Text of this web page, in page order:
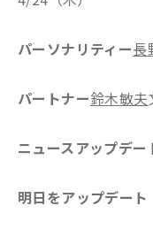
パーソナリティー長
パートナー鈴木敏夫
ニュースアップデー
明日をアップデート